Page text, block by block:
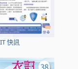
IT 快訊